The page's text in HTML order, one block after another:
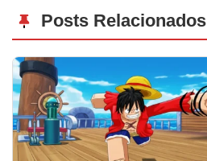
Posts Relacionados